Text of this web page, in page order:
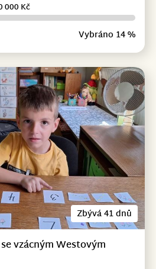
Vybráno 14 %
000 Kč
Zbývá 41 dnů
vzácným Westovým